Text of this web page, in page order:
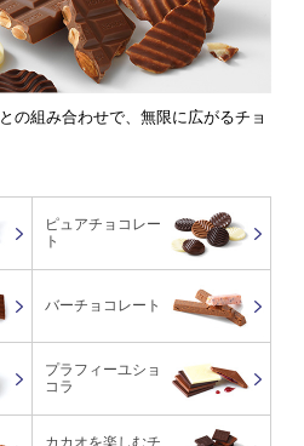
の組み合わせで、無限に広がるチョ
ピュアチョコレー
ト
バーチョコレート
プラフィーユショ
コラ